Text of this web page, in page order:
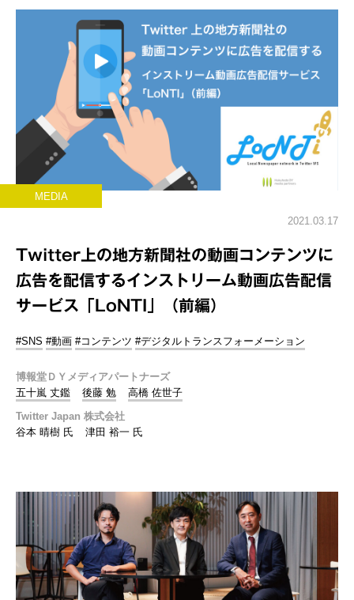
MEDIA
2021.03.17
Twitter上の地方新聞社の動画コンテンツに
広告を配信するインストリーム動画広告配信
サービス「LoNTI」（前編）
#SNS #動画 #コンテンツ #デジタルトランスフォーメーション
博報堂ＤＹメディアパートナーズ
五十嵐 丈鑑
後藤 勉
高橋 佐世子
Twitter Japan 株式会社
谷本 晴樹 氏
津田 裕一 氏